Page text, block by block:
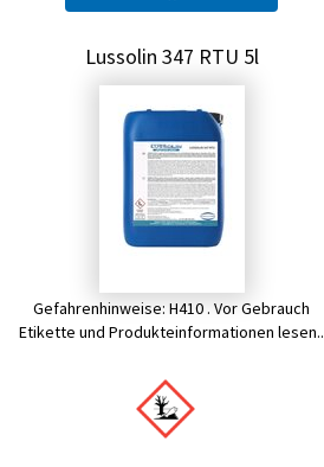
Lussolin 347 RTU 5l
Gefahrenhinweise: H410 . Vor Gebrauch
Etikette und Produkteinformationen lesen..